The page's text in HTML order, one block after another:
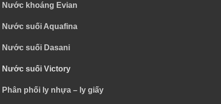
Nước khoáng Evian
Nước suối Aquafina
Nước suối Dasani
Nước suối Victory
Phân phối ly nhựa – ly giấy